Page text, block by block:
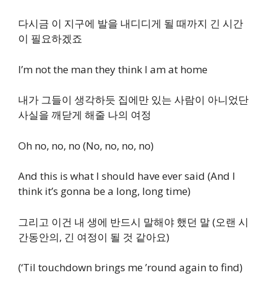
다시금 이 지구에 발을 내디디게 될 때까지 긴 시간
이 필요하겠죠
I’m not the man they think I am at home
내가 그들이 생각하듯 집에만 있는 사람이 아니었단
사실을 깨닫게 해줄 나의 여정
Oh no, no, no (No, no, no, no)
And this is what I should have ever said (And I
think it’s gonna be a long, long time)
그리고 이건 내 생에 반드시 말해야 했던 말 (오랜 시
간동안의, 긴 여정이 될 것 같아요)
(‘Til touchdown brings me ’round again to find)